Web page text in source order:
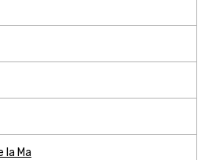
la Ma